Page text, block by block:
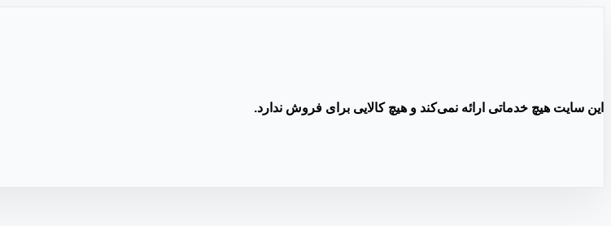
این سایت هیچ خدماتی ارائه نمی‌کند و هیچ کالایی برای فروش ندارد.